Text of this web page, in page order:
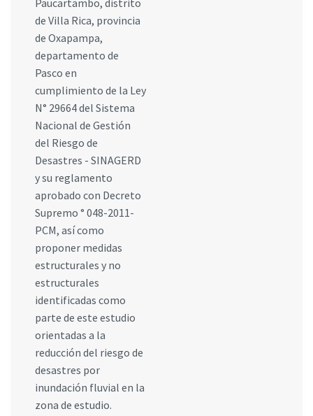
de Villa Rica, provincia
de Oxapampa,
departamento de
Pasco en
cumplimiento de la Ley
N° 29664 del Sistema
Nacional de Gestión
del Riesgo de
Desastres - SINAGERD
y su reglamento
aprobado con Decreto
Supremo ° 048-2011-
PCM, así como
proponer medidas
estructurales y no
estructurales
identificadas como
parte de este estudio
orientadas a la
reducción del riesgo de
desastres por
inundación fluvial en la
zona de estudio.